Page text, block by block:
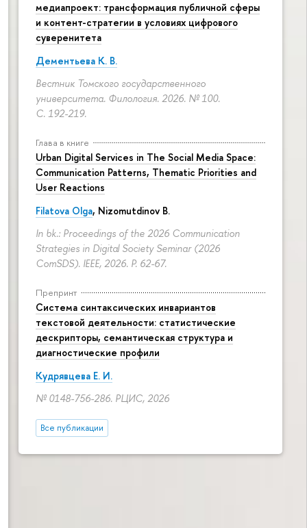
медиапроект: трансформация публичной сферы
и контент-стратегии в условиях цифрового
суверенитета
Дементьева К. В.
Вестник Томского государственного
университета. Филология. 2026. № 100.
С. 192-219.
Глава в книге
Urban Digital Services in The Social Media Space:
Communication Patterns, Thematic Priorities and
User Reactions
Filatova Olga, Nizomutdinov B.
In bk.: Proceedings of the 2026 Communication
Strategies in Digital Society Seminar (2026
ComSDS). IEEE, 2026. P. 62-67.
Препринт
Система синтаксических инвариантов
текстовой деятельности: статистические
дескрипторы, семантическая структура и
диагностические профили
Кудрявцева Е. И.
№ 0148-756-286. РЦИС, 2026
Все публикации